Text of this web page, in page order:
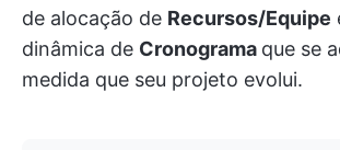
de alocação de Recursos/Equipe
dinâmica de Cronograma que se
medida que seu projeto evolui.